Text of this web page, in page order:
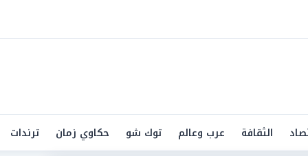
الثقافة عرب وعالم توك شو حكاوي زمان ترندات